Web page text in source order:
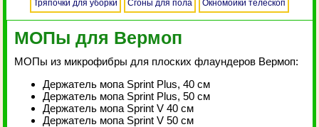
Тряпочки для уборки Сгоны для пола Окномойки телескоп
МОПы для Вермоп
МОПы из микрофибры для плоских флаундеров Вермоп:
Держатель мопа Sprint Plus, 40 см
Держатель мопа Sprint Plus, 50 см
Держатель мопа Sprint V 40 см
Держатель мопа Sprint V 50 см